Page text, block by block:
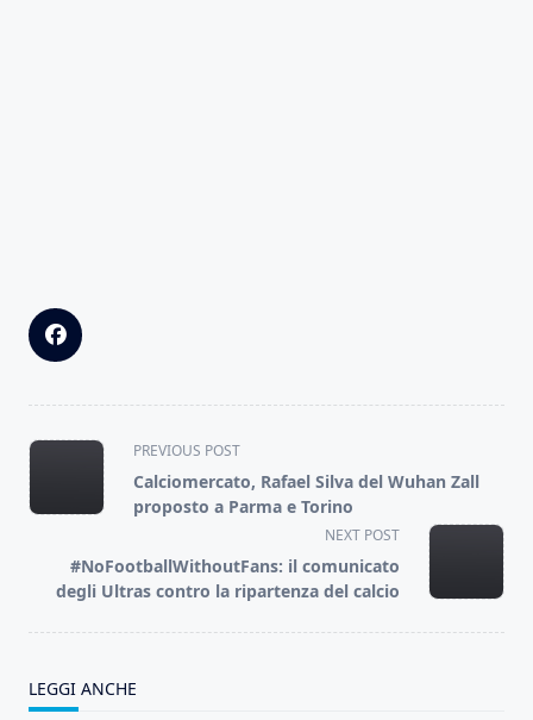
<span
class="nav-
subtitle
reader-
text">Page</span>
PREVIOUS POST
Calciomercato, Rafael Silva del Wuhan Zall
proposto a Parma e Torino
NEXT POST
#NoFootballWithoutFans: il comunicato
degli Ultras contro la ripartenza del calcio
LEGGI ANCHE